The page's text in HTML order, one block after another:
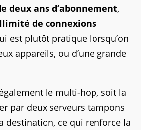
deux ans d’abonnement,
de connexions
est plutôt pratique lorsqu’on
appareils, ou d’une grande
le multi-hop, soit la
par deux serveurs tampons
destination, ce qui renforce la